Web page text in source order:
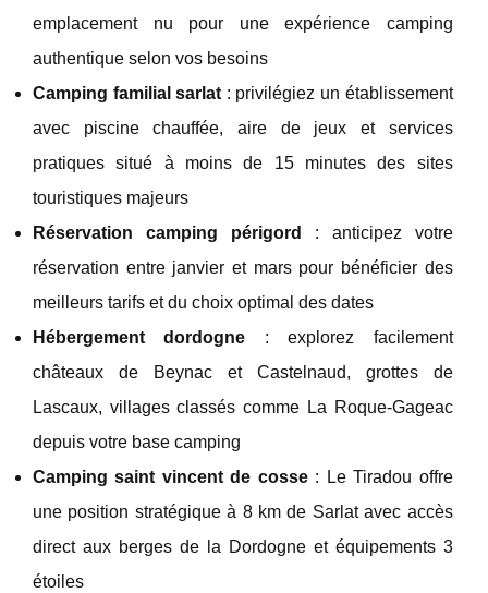
emplacement nu pour une expérience camping
authentique selon vos besoins
Camping familial sarlat : privilégiez un établissement
avec piscine chauffée, aire de jeux et services
pratiques situé à moins de 15 minutes des sites
touristiques majeurs
Réservation camping périgord
: anticipez votre
réservation entre janvier et mars pour bénéficier des
meilleurs tarifs et du choix optimal des dates
Hébergement dordogne : explorez facilement
châteaux de Beynac et Castelnaud, grottes de
Lascaux, villages classés comme La Roque-Gageac
depuis votre base camping
Camping saint vincent de cosse: Le Tiradou offre
une position stratégique à 8 km de Sarlat avec accès
direct aux berges de la Dordogne et équipements 3
étoiles